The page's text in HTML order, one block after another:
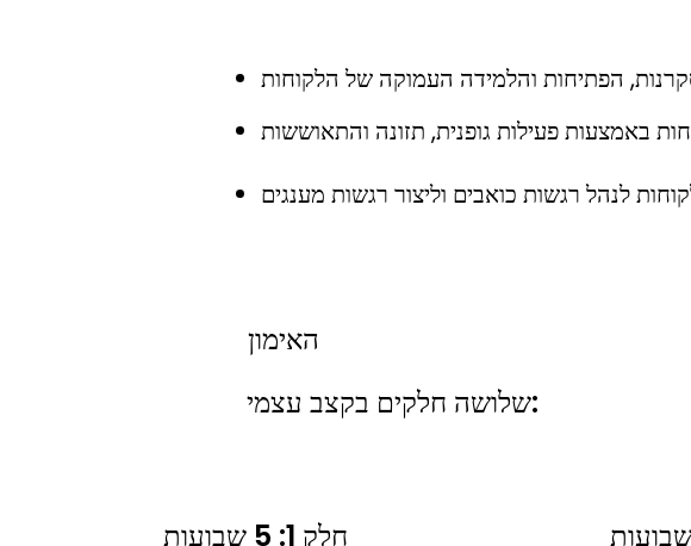
האימון
שלושה חלקים בקצב עצמי:
חלק 1: 5 שבועות